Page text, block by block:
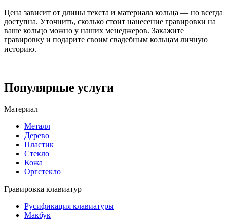
Цена зависит от длины текста и материала кольца — но всегда
доступна. Уточнить, сколько стоит нанесение гравировки на
ваше кольцо можно у наших менеджеров. Закажите
гравировку и подарите своим свадебным кольцам личную
историю.
Популярные услуги
Материал
Металл
Дерево
Пластик
Стекло
Кожа
Оргстекло
Гравировка клавиатур
Русификация клавиатуры
Макбук